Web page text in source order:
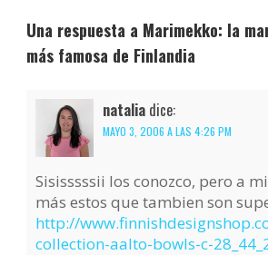
Una respuesta a Marimekko: la
más famosa de Finlandia
natalia dice:
MAYO 3, 2006 A LAS 4:26 PM
Sisisssssii los conozco, pero a
más estos que tambien son
http://
collection-aalto-bowls-c-